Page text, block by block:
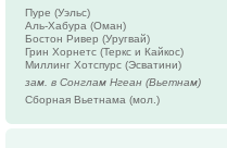
Пуре (Уэльс)
Аль-Хабура (Оман)
Бостон Ривер (Уругвай)
Грин Хорнетс (Теркс и Кайкос)
Миллинг Хотспурс (Эсватини)
зам. в Сонглам Нгеан (Вьетнам)
Сборная Вьетнама (мол.)